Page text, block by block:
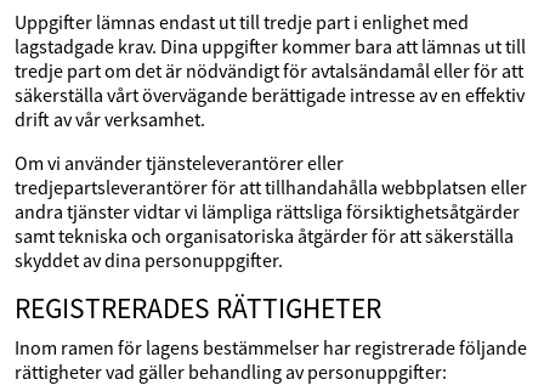
Uppgifter lämnas endast ut till tredje part i enlighet med
lagstadgade krav. Dina uppgifter kommer bara att lämnas ut till
tredje part om det är nödvändigt för avtalsändamål eller för att
säkerställa vårt övervägande berättigade intresse av en effektiv
drift av vår verksamhet.
Om vi använder tjänsteleverantörer eller
tredjepartsleverantörer för att tillhandahålla webbplatsen eller
andra tjänster vidtar vi lämpliga rättsliga försiktighetsåtgärder
samt tekniska och organisatoriska åtgärder för att säkerställa
skyddet av dina personuppgifter.
REGISTRERADES RÄTTIGHETER
Inom ramen för lagens bestämmelser har registrerade följande
rättigheter vad gäller behandling av personuppgifter: